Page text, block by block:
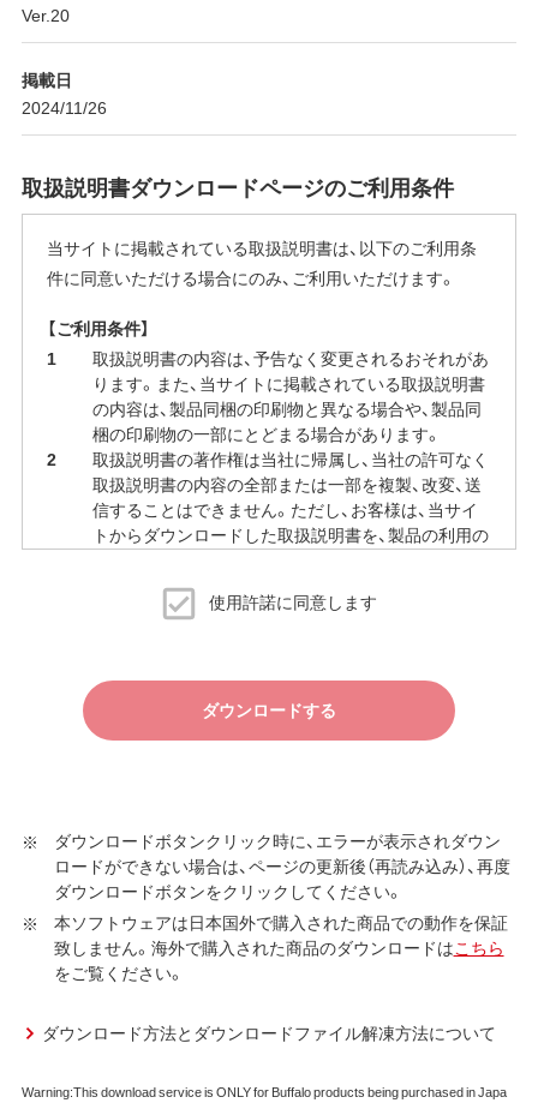
Ver.20
掲載日
2024/11/26
取扱説明書ダウンロードページのご利用条件
当サイトに掲載されている取扱説明書は、以下のご利用条
件に同意いただける場合にのみ、ご利用いただけます。
【ご利用条件】
取扱説明書の内容は、予告なく変更されるおそれがあ
ります。また、当サイトに掲載されている取扱説明書
の内容は、製品同梱の印刷物と異なる場合や、製品同
梱の印刷物の一部にとどまる場合があります。
取扱説明書の著作権は当社に帰属し、当社の許可なく
取扱説明書の内容の全部または一部を複製、改変、送
信することはできません。ただし、お客様は、当サイ
トからダウンロードした取扱説明書を、製品の利用の
当サイトでの取扱説明書の公開は、予告なく中止、変
更される場合があります。使用許諾に同意します
ダウンロードする
ダウンロードボタンクリック時に、エラーが表示されダウン
ロードができない場合は、ページの更新後（再読み込み）、再度
ダウンロードボタンをクリックしてください。
本ソフトウェアは日本国外で購入された商品での動作を保証
致しません。海外で購入された商品のダウンロードはこちら
をご覧ください。
ダウンロード方法とダウンロードファイル解凍方法について
Warning:This download service is ONLY for Buffalo products being purchased in Japa